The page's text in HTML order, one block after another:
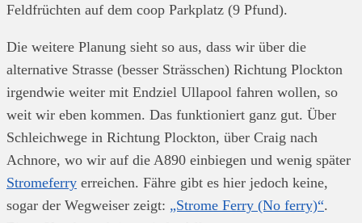
Feldfrüchten auf dem coop Parkplatz (9 Pfund).
Die weitere Planung sieht so aus, dass wir über die
alternative Strasse (besser Strässchen) Richtung Plockton
irgendwie weiter mit Endziel Ullapool fahren wollen, so
weit wir eben kommen. Das funktioniert ganz gut. Über
Schleichwege in Richtung Plockton, über Craig nach
Achnore, wo wir auf die A890 einbiegen und wenig später
Stromeferry erreichen. Fähre gibt es hier jedoch keine,
sogar der Wegweiser zeigt: „Strome Ferry (No ferry)“.